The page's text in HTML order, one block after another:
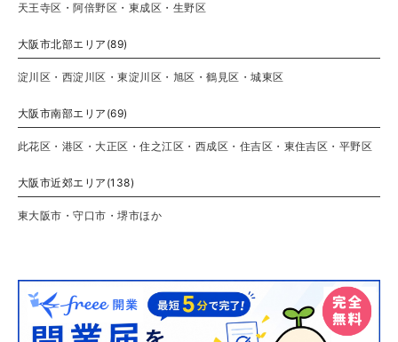
天王寺区・阿倍野区・東成区・生野区
大阪市北部エリア(89)
淀川区・西淀川区・東淀川区・旭区・鶴見区・城東区
大阪市南部エリア(69)
此花区・港区・大正区・住之江区・西成区・住吉区・東住吉区・平野区
大阪市近郊エリア(138)
東大阪市・守口市・堺市ほか